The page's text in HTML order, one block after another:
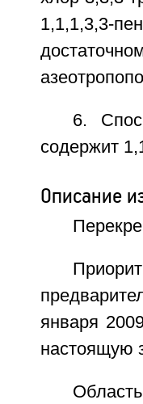
1,1,1,3,3-
6.
содержит
Описание
января
настоящую